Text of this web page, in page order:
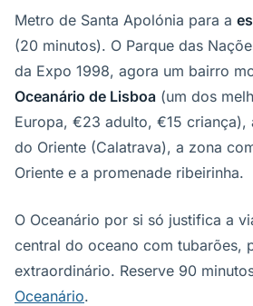
Metro de Santa Apolónia para a
(20 minutos). O Parque das
da Expo 1998, agora um bairro
Oceanário de Lisboa (um dos
Europa, €23 adulto, €15 criança),
do Oriente (Calatrava), a zona
Oriente e a promenade ribeirinha.
O Oceanário por si só justifica a
central do oceano com tubarões,
extraordinário. Reserve 90
Oceanário.